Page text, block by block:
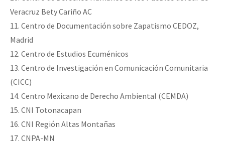
Veracruz Bety Cariño AC
11. Centro de Documentación sobre Zapatismo CEDOZ,
Madrid
12. Centro de Estudios Ecuménicos
13. Centro de Investigación en Comunicación Comunitaria
(CICC)
14. Centro Mexicano de Derecho Ambiental (CEMDA)
15. CNI Totonacapan
16. CNI Región Altas Montañas
17. CNPA-MN